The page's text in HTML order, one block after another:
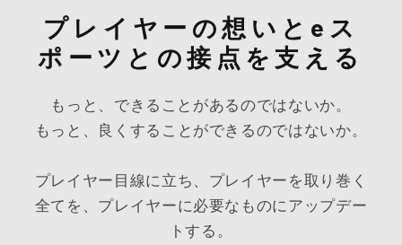
プレイヤーの想いとeス
ポーツとの接点を支える
もっと、できることがあるのではないか。
もっと、良くすることができるのではないか。
プレイヤー目線に立ち、プレイヤーを取り巻く
全てを、プレイヤーに必要なものにアップデー
トする。